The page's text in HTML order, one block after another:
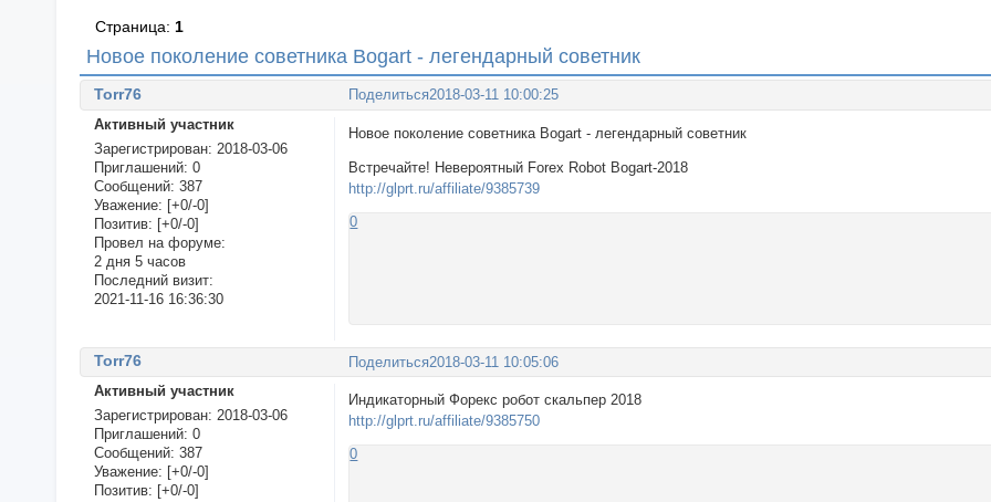
Новое поколение советника Bogart - легендарный советник
Страница: 1
Поделиться2018-03-11 10:00:25
Torr76
Активный участник
Зарегистрирован: 2018-03-06
Приглашений: 0
Сообщений: 387
Уважение: [+0/-0]
Позитив: [+0/-0]
Провел на форуме:
2 дня 5 часов
Последний визит:
2021-11-16 16:36:30
Новое поколение советника Bogart - легендарный советник
Встречайте! Невероятный Forex Robot Bogart-2018
http://glprt.ru/affiliate/9385739
0
Поделиться2018-03-11 10:05:06
Torr76
Активный участник
Зарегистрирован: 2018-03-06
Приглашений: 0
Сообщений: 387
Уважение: [+0/-0]
Позитив: [+0/-0]
Индикаторный Форекс робот скальпер 2018
http://glprt.ru/affiliate/9385750
0